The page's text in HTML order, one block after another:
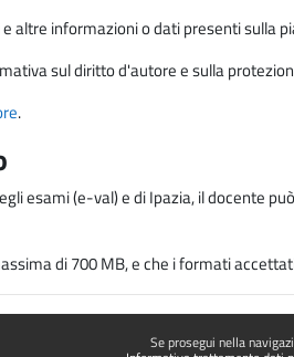
Se prosegui nella
altre informazioni o dati presenti
sul diritto d'autore e sulla
.
esami (e-val) e di Ipazia, il docente
di 700 MB, e che i formati